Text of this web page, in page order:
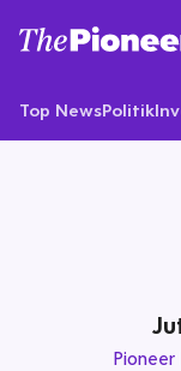
Top NewsPolitik